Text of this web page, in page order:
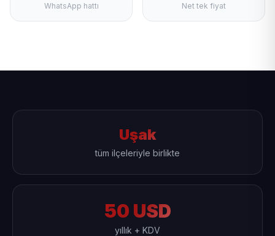
WhatsApp hattı
Net tek fiyat
Uşak
tüm ilçeleriyle birlikte
50 USD
yıllık + KDV